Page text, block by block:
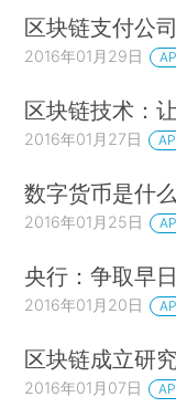
区块链支付公
2016年01月29日
区块链技术：
2016年01月27日
数字货币是什
2016年01月25日
央行：争取早
2016年01月20日
区块链成立研
2016年01月07日